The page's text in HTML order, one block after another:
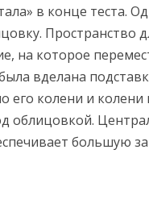
в конце теста.
на которое
вделана
его колени и
облицовкой.
большую